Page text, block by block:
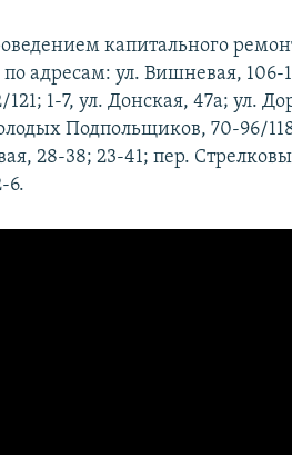
капитального
адресам: ул. Вишневая, 106-
121; 1-7, ул. Донская, 47а; ул.
Подпольщиков, 70-96/
28-38; 23-41; пер.
6.